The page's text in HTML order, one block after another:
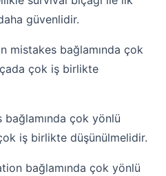
güvenlidir.
mistakes bağlamında çok
çok iş birlikte
çok yönlü
iş birlikte düşünülmelidir.
bağlamında çok yönlü